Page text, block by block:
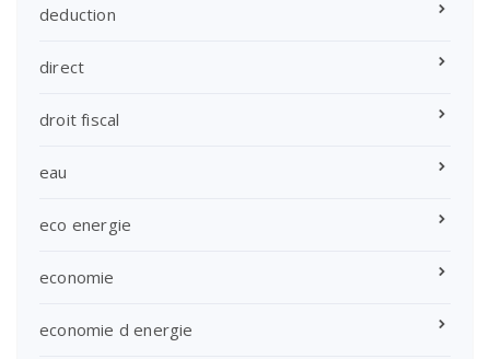
deduction
direct
droit fiscal
eau
eco energie
economie
economie d energie